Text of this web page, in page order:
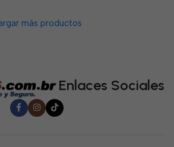
más productos
Enlaces Sociales